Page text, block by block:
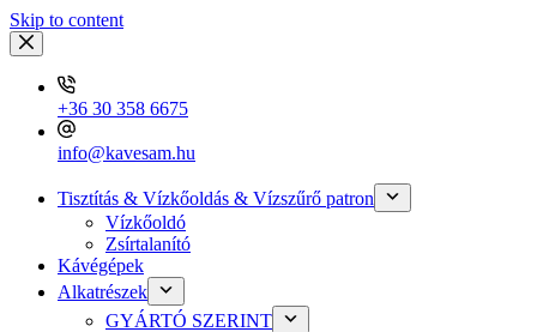
Skip to content
+36 30 358 6675
info@kavesam.hu
Tisztítás & Vízkőoldás & Vízszűrő patron
Vízkőoldó
Zsírtalanító
Kávégépek
Alkatrészek
GYÁRTÓ SZERINT